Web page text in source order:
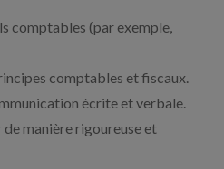
comptables (par exemple,
comptables et fiscaux.
écrite et verbale.
manière rigoureuse et